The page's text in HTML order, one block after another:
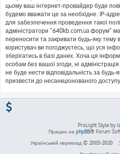
цьому ваш інтернет-провайдер буде
будемо вважати це за необхідне. IP-
для забезпечення проведення такої
адміністратори “640kb.com.ua форум”
переносити та закривати будь-яку тему
користувач ви погоджуєтесь, що уся
зберігатись в базі даних. Хоча ця
особам без вашої згоди, ні
не буде нести відповідальність за будь-
призвести до несанкціонованого
ProLight Style by
Працює на phpBB® Forum
Український переклад © 2005-2020